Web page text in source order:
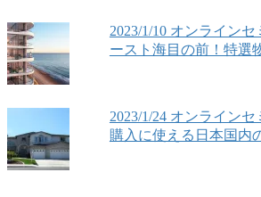
2023/1/10 オンライン
ースト海目の前！特選
2023/1/24 オンライン
購入に使える日本国内